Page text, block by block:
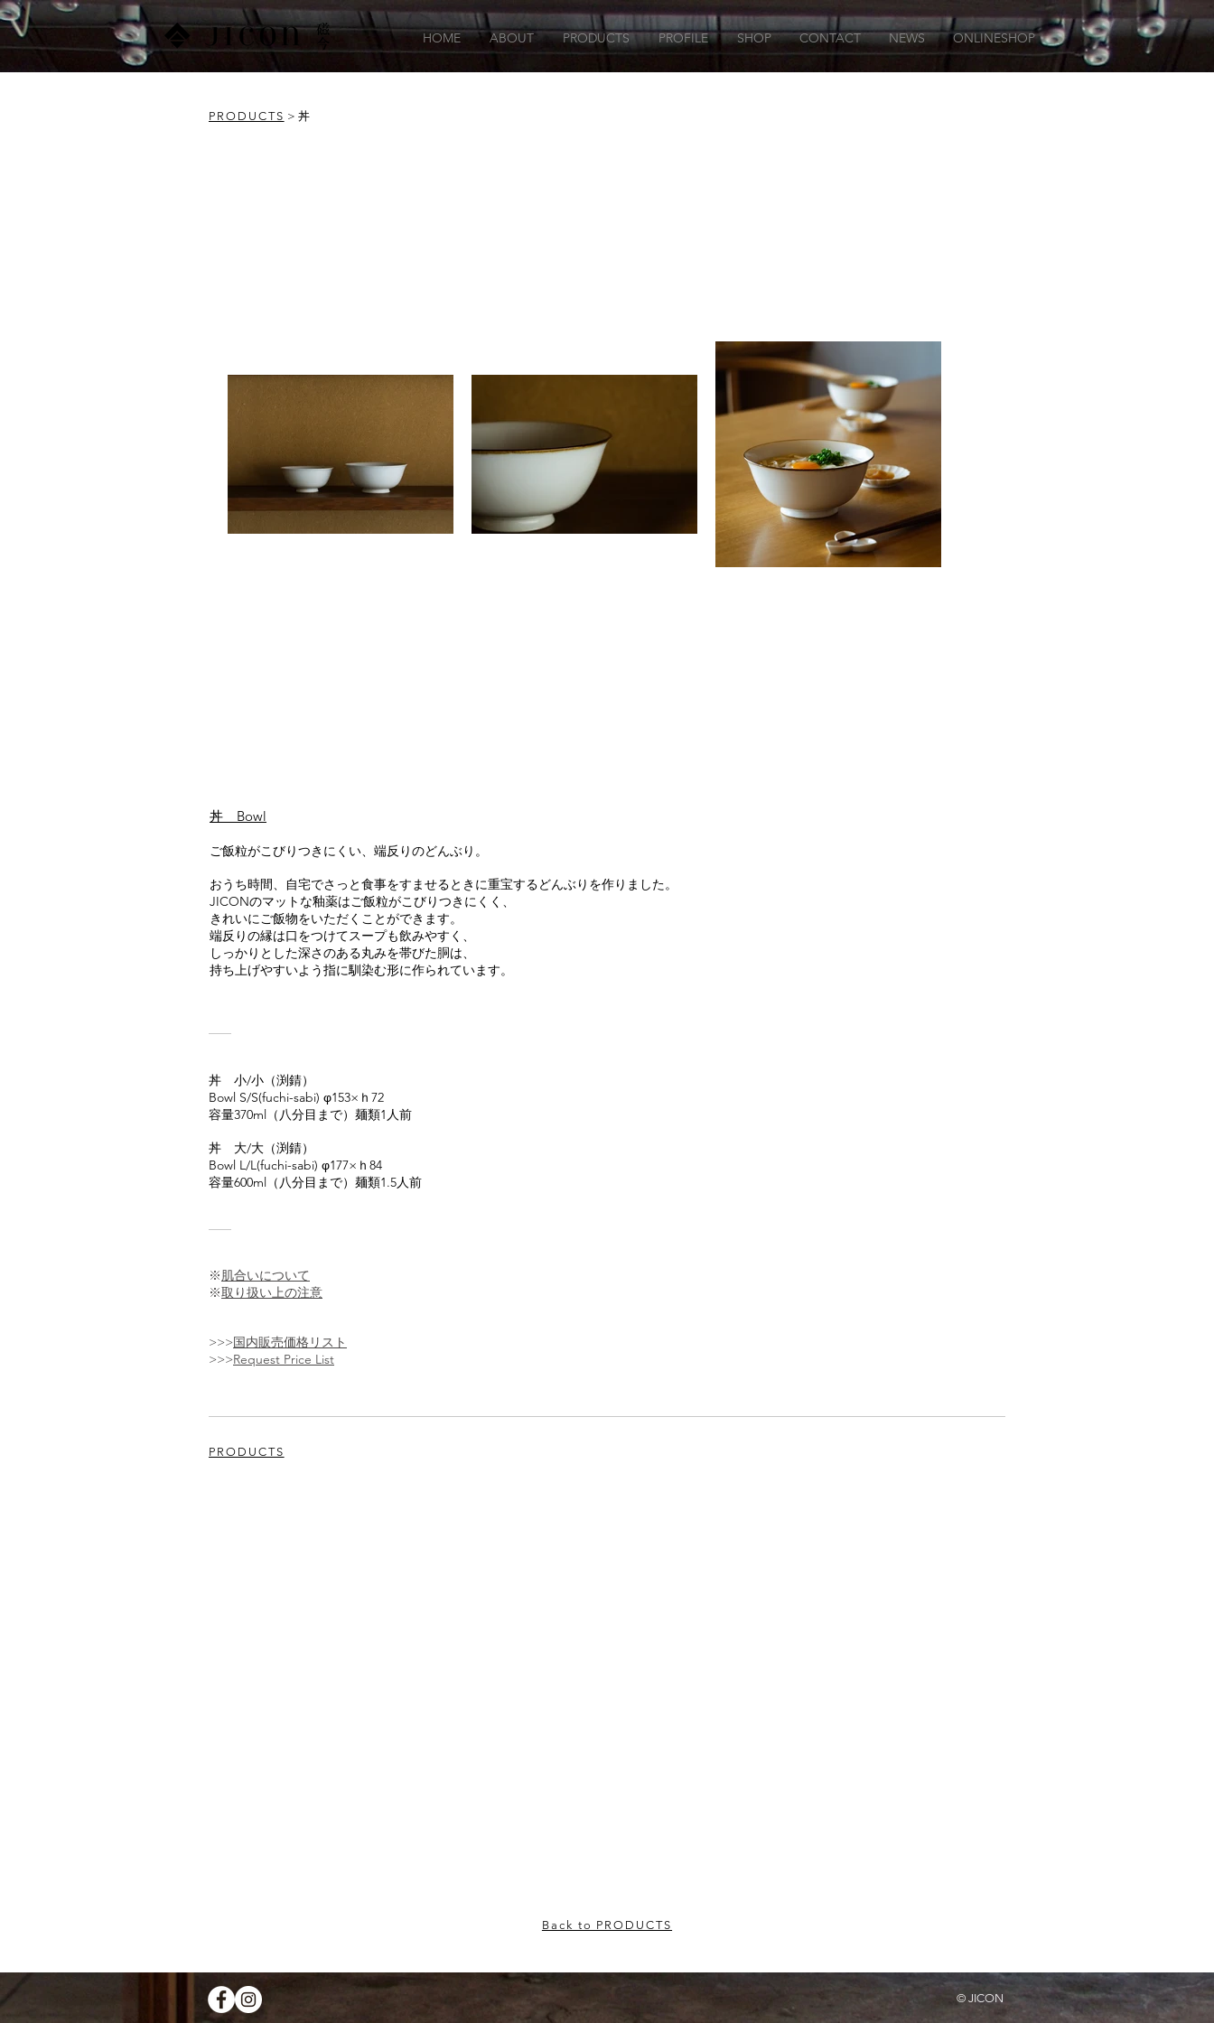
HOME ABOUT PRODUCTS PROFILE SHOP CONTACT NEWS ONLINESHOP
PRODUCTS > 丼
丼 Bowl
ご飯粒がこびりつきにくい、端反りのどんぶり。
おうち時間、自宅でさっと食事をすませるときに重宝するどんぶりを作りました。
JICONのマットな釉薬はご飯粒がこびりつきにくく、
きれいにご飯物をいただくことができます。
端反りの縁は口をつけてスープも飲みやすく、
しっかりとした深さのある丸みを帯びた胴は、
持ち上げやすいよう指に馴染む形に作られています。
丼 小/小（渕錆）
Bowl S/S(fuchi-sabi) φ153×ｈ72
容量370ml（八分目まで）麺類1人前
丼 大/大（渕錆）
Bowl L/L(fuchi-sabi) φ177×ｈ84
容量600ml（八分目まで）麺類1.5人前
※肌合いについて
※取り扱い上の注意
>>>国内販売価格リスト
>>>Request Price List
PRODUCTS
Back to PRODUCTS
© JICON